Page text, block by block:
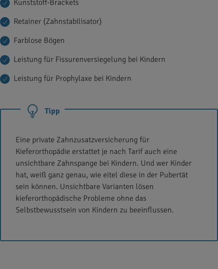
Kunststoff-Brackets
Retainer (Zahnstabilisator)
Farblose Bögen
Leistung für Fissurenversiegelung bei Kindern
Leistung für Prophylaxe bei Kindern
Tipp
Eine private Zahnzusatzversicherung für
Kieferorthopädie erstattet je nach Tarif auch eine
unsichtbare Zahnspange bei Kindern. Und wer Kinder
hat, weiß ganz genau, wie eitel diese in der Pubertät
sein können. Unsichtbare Varianten lösen
kieferorthopädische Probleme ohne das
Selbstbewusstsein von Kindern zu beeinflussen.